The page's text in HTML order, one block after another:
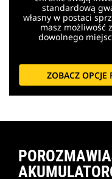
standardową
własny w postaci
masz możliwość
dowolnego
ZOBACZ